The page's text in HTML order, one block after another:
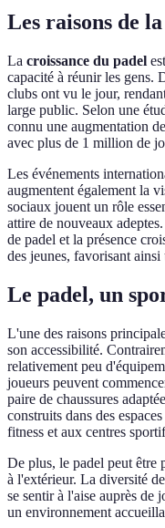
Les raisons de
La croissance du padel
capacité à réunir les gens.
clubs ont vu le jour,
large public. Selon une
connu une augmentation
avec plus de 1 million de
Les événements
augmentent également la
sociaux jouent un rôle
attire de nouveaux
de padel et la présence
des jeunes, favorisant
Le padel, un
L'une des raisons
son accessibilité.
relativement peu
joueurs peuvent
paire de chaussures
construits dans des
fitness et aux centres
De plus, le padel peut être
à l'extérieur. La diversité
se sentir à l'aise auprès de
un environnement